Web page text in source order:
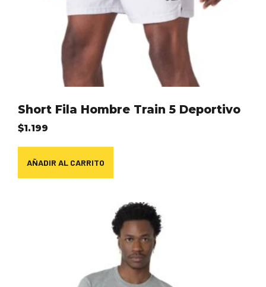
Short Fila Hombre Train 5 Deportivo
$1.199
AÑADIR AL CARRITO